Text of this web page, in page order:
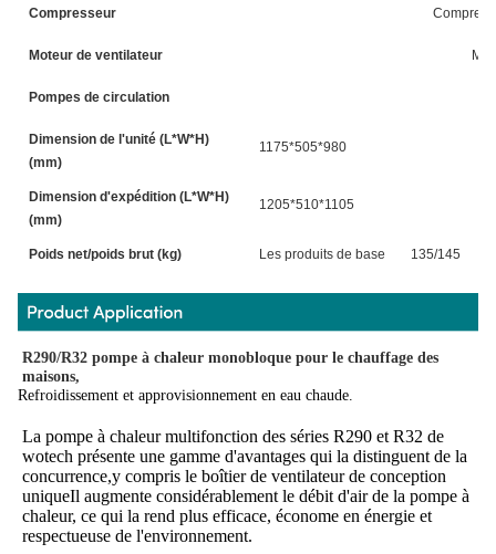
Compresseur
Moteur de ventilateur
Pompes de circulation
Dimension de l'unité (L*W*H)
(mm)
1175*505*980
Dimension d'expédition (L*W*H)
(mm)
1205*510*1105
Poids net/poids brut (kg) Les produits de base 135/145
R290/R32 pompe à chaleur monobloque pour le chauffage des
maisons,
Refroidissement et approvisionnement en eau chaude.
La pompe à chaleur multifonction des séries R290 et R32 de
wotech présente une gamme d'avantages qui la distinguent de la
concurrence,y compris le boîtier de ventilateur de conception
uniqueIl augmente considérablement le débit d'air de la pompe à
chaleur, ce qui la rend plus efficace, économe en énergie et
respectueuse de l'environnement.